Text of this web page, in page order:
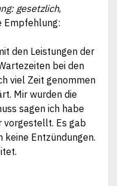
gesetzlich,
den Leistungen der
bei den
viel Zeit genommen
Mir wurden die
sagen ich habe
vorgestellt. Es gab
keine Entzündungen.